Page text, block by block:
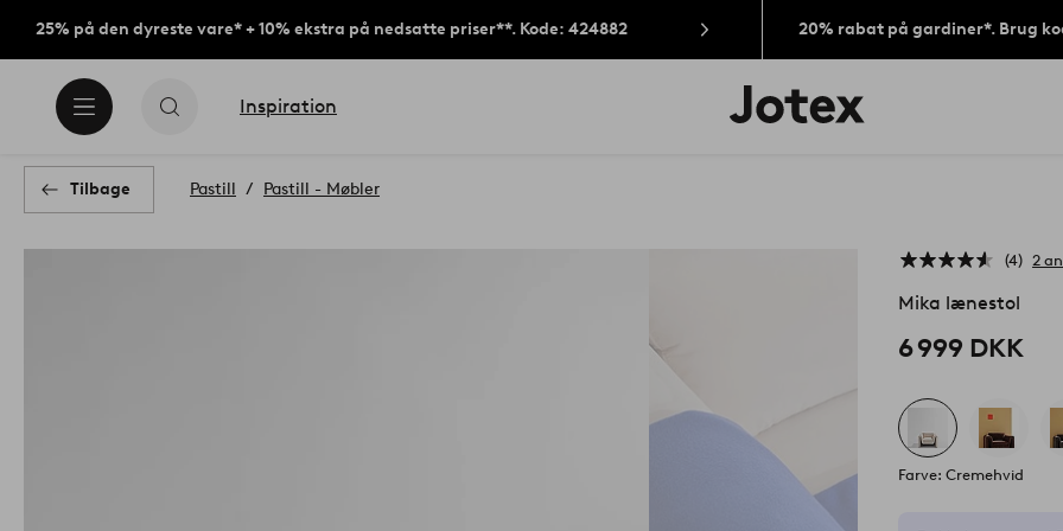
25% på den dyreste vare* + 10% ekstra på nedsatte priser**. Kode: 424882 20% rabat på gardiner*. Brug
Inspiration
Jotex
logo
Tilbage Pastill Pastill - Møbler
4 2
Mika lænestol
6 999 DKK
Farve: Cremehvid